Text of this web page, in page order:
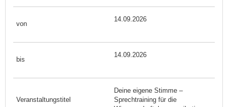
14.09.2026
14.09.2026
Deine eigene Stimme –
Sprechtraining für die